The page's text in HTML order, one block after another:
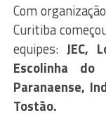
Com
Curitiba
equipes: JEC,
Escolinha do
Paranaense,
Tostão.